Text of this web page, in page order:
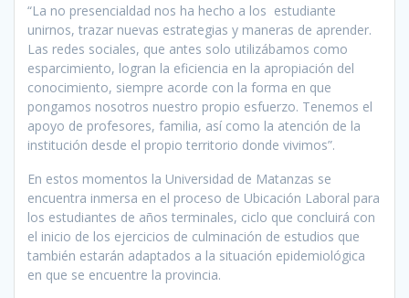
“La no presencialdad nos ha hecho a los estudiante
unirnos, trazar nuevas estrategias y maneras de aprender.
Las redes sociales, que antes solo utilizábamos como
esparcimiento, logran la eficiencia en la apropiación del
conocimiento, siempre acorde con la forma en que
pongamos nosotros nuestro propio esfuerzo. Tenemos el
apoyo de profesores, familia, así como la atención de la
institución desde el propio territorio donde vivimos”.
En estos momentos la Universidad de Matanzas se
encuentra inmersa en el proceso de Ubicación Laboral para
los estudiantes de años terminales, ciclo que concluirá con
el inicio de los ejercicios de culminación de estudios que
también estarán adaptados a la situación epidemiológica
en que se encuentre la provincia.